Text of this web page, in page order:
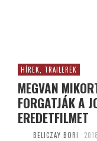
HÍREK, TRAILEREK
MEGVAN
FORGATJÁK A
EREDETFILMET
BELICZAY BORI